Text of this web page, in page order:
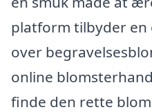
platform tilbyder
over
online
finde den rette